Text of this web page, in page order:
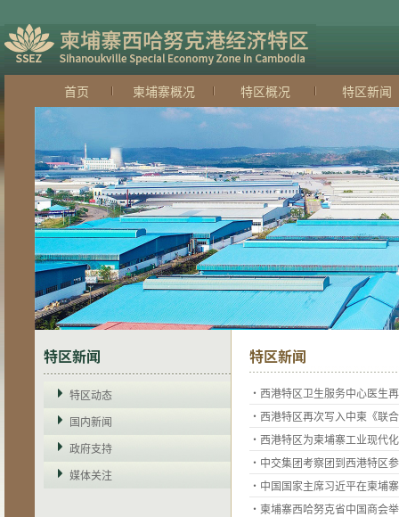
首页 柬埔寨概况 特区概况 特区新闻
特区新闻
特区动态
国内新闻
政府支持
媒体关注
干拉省省长郭宗仁：西港特区以...
柬埔寨劳工与职业培训部部长毅...
特区新闻
·西港特区卫生服务中心医生
·西港特区再次写入中柬《联
·西港特区为柬埔寨工业现代
·中交集团考察团到西港特区
·中国国家主席习近平在柬埔
·柬埔寨西哈努克省中国商会